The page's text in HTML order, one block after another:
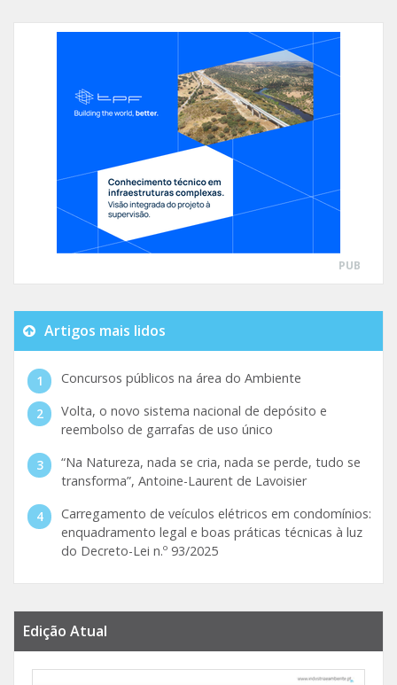
PUB
Artigos mais lidos
Concursos públicos na área do Ambiente
Volta, o novo sistema nacional de depósito e
reembolso de garrafas de uso único
“Na Natureza, nada se cria, nada se perde, tudo se
transforma”, Antoine-Laurent de Lavoisier
Carregamento de veículos elétricos em condomínios:
enquadramento legal e boas práticas técnicas à luz
do Decreto-Lei n.º 93/2025
Edição Atual